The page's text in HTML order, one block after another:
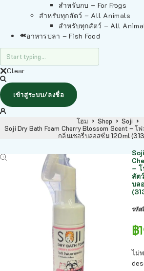
สำหรับกบ – For Frogs
สำหรับทุกสัตว์ – All Animals
สำหรับทุกสัตว์ – All
อาหารปลา – Fish Food
Clear
เข้าสู่ระบบ/ลงชื่อ
โฮม Shop
Soji
Soji Dry Bath Foam Cherry Blossom Scent – โ
กลิ่นเชอรี่บลอสซั่ม 120ml
–
สัต
บล
รหัส
฿
ไม่